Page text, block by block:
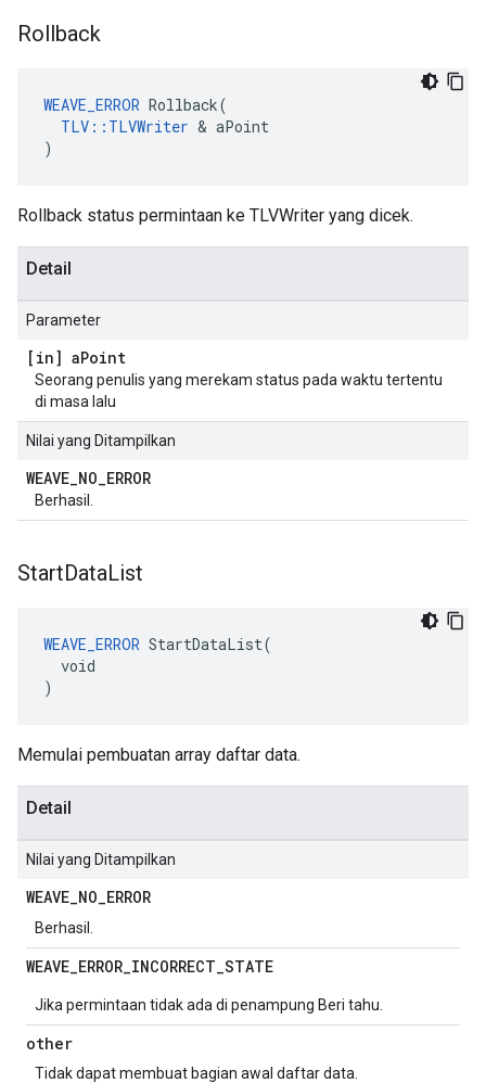
Rollback
WEAVE_ERROR Rollback(
TLV::TLVWriter & aPoint
)
Rollback status permintaan ke TLVWriter yang dicek.
Detail
Parameter
[in] aPoint
Seorang penulis yang merekam status pada waktu tertentu
di masa lalu
Nilai yang Ditampilkan
WEAVE_NO_ERROR
Berhasil.
StartDataList
WEAVE_ERROR StartDataList(
  void
)
Memulai pembuatan array daftar data.
Detail
Nilai yang Ditampilkan
WEAVE_NO_ERROR
Berhasil.
WEAVE_ERROR_INCORRECT_STATE
Jika permintaan tidak ada di penampung Beri tahu.
other
Tidak dapat membuat bagian awal daftar data.